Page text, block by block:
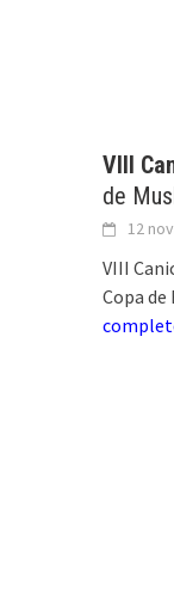
VIII
de
12
VIII
Copa de